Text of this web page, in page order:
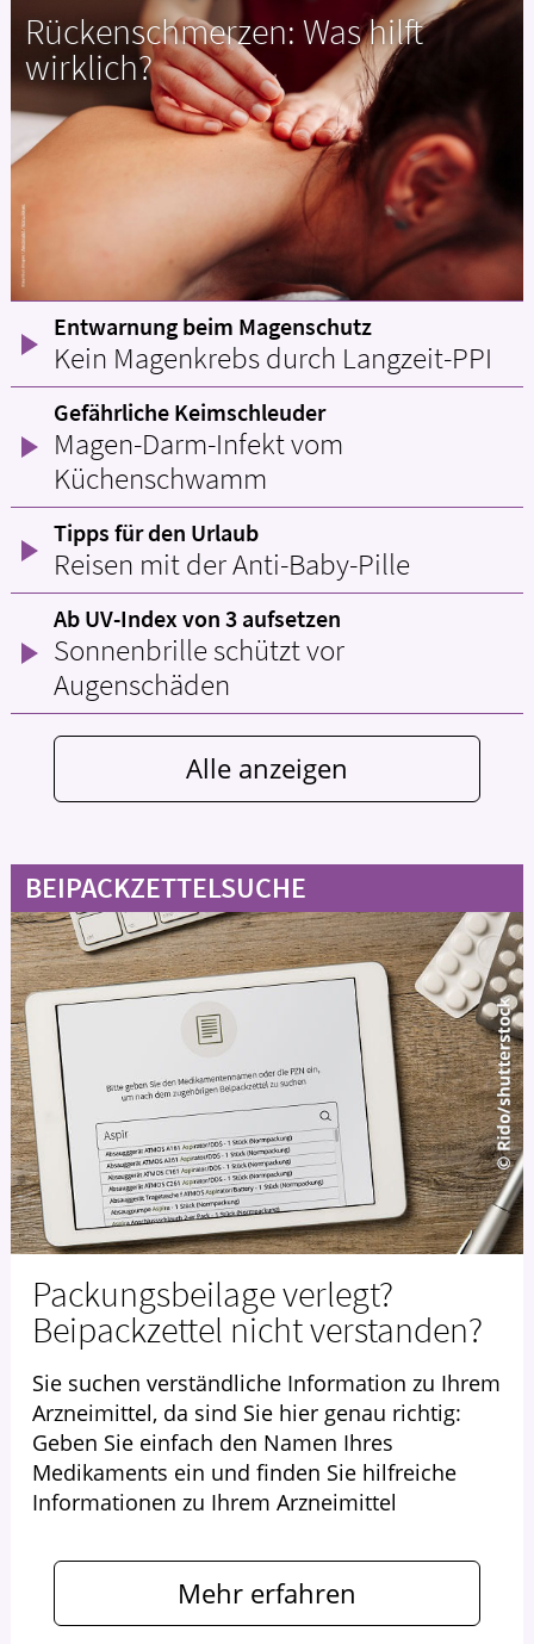
Rückenschmerzen: Was hilft
wirklich?
Entwarnung beim Magenschutz
Kein Magenkrebs durch Langzeit-PPI
Gefährliche Keimschleuder
Magen-Darm-Infekt vom
Küchenschwamm
Tipps für den Urlaub
Reisen mit der Anti-Baby-Pille
Ab UV-Index von 3 aufsetzen
Sonnenbrille schützt vor
Augenschäden
Alle anzeigen
BEIPACKZETTELSUCHE
Packungsbeilage verlegt?
Beipackzettel nicht verstanden?
Sie suchen verständliche Information zu Ihrem
Arzneimittel, da sind Sie hier genau richtig:
Geben Sie einfach den Namen Ihres
Medikaments ein und finden Sie hilfreiche
Informationen zu Ihrem Arzneimittel
Mehr erfahren